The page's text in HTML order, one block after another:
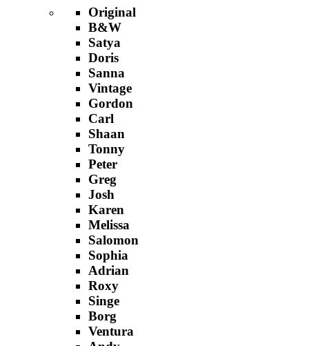
Original
B&W
Satya
Doris
Sanna
Vintage
Gordon
Carl
Shaan
Tonny
Peter
Greg
Josh
Karen
Melissa
Salomon
Sophia
Adrian
Roxy
Singe
Borg
Ventura